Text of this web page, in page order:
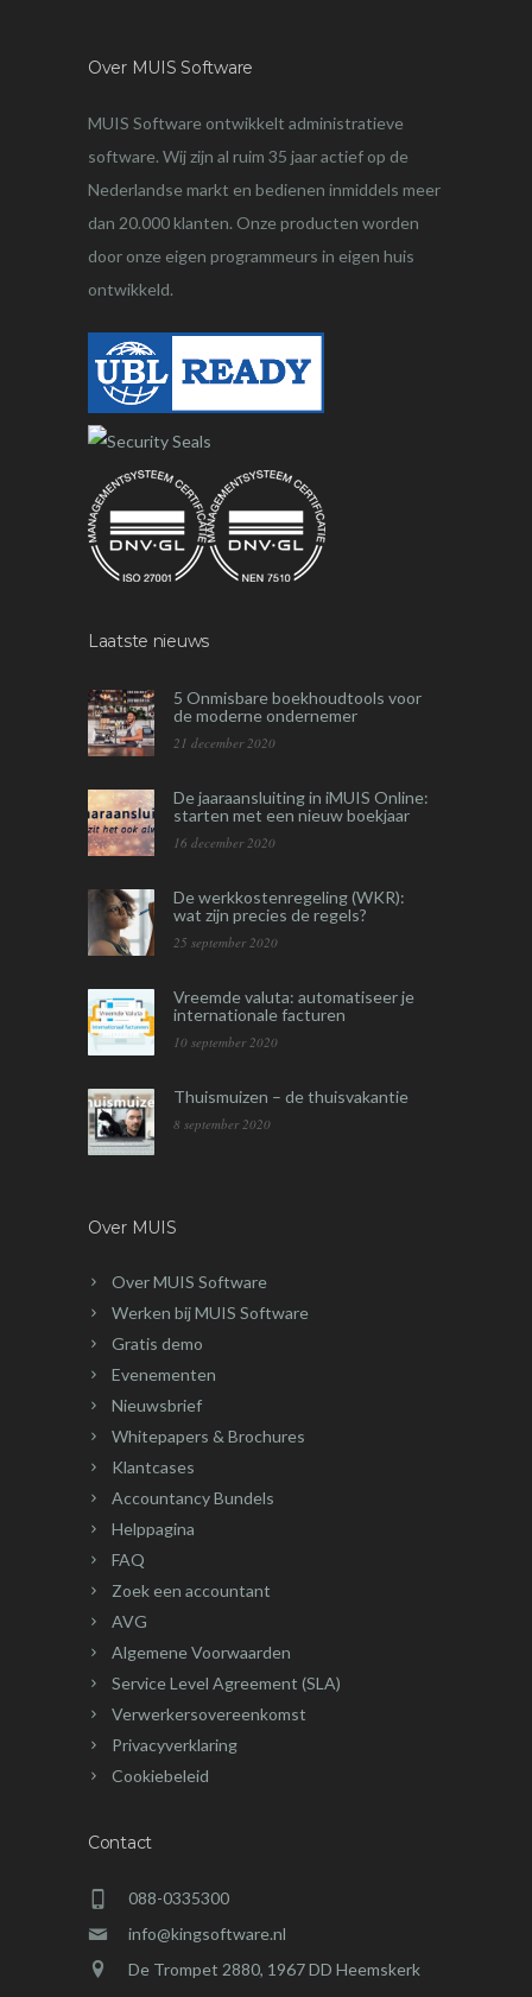
Over MUIS Software
MUIS Software ontwikkelt administratieve
software. Wij zijn al ruim 35 jaar actief op de
Nederlandse markt en bedienen inmiddels meer
dan 20.000 klanten. Onze producten worden
door onze eigen programmeurs in eigen huis
ontwikkeld.
Laatste nieuws
5 Onmisbare boekhoudtools voor
de moderne ondernemer
21 december 2020
De jaaraansluiting in iMUIS Online:
starten met een nieuw boekjaar
16 december 2020
De werkkostenregeling (WKR):
wat zijn precies de regels?
25 september 2020
Vreemde valuta: automatiseer je
internationale facturen
10 september 2020
Thuismuizen – de thuisvakantie
8 september 2020
Over MUIS
Over MUIS Software
Werken bij MUIS Software
Gratis demo
Evenementen
Nieuwsbrief
Whitepapers & Brochures
Klantcases
Accountancy Bundels
Helppagina
FAQ
Zoek een accountant
AVG
Algemene Voorwaarden
Service Level Agreement (SLA)
Verwerkersovereenkomst
Privacyverklaring
Cookiebeleid
Contact
088-0335300
info@kingsoftware.nl
De Trompet 2880, 1967 DD Heemskerk